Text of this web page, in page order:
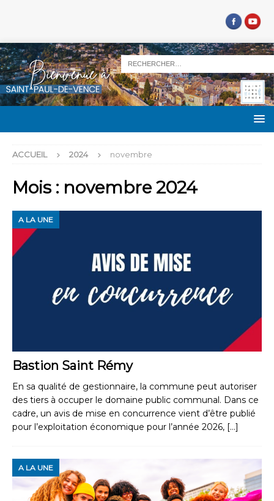
ACCUEIL 2024 novembre
Mois : novembre 2024
A LA UNE
Bastion Saint Rémy
En sa qualité de gestionnaire, la commune peut autoriser
des tiers à occuper le domaine public communal. Dans ce
cadre, un avis de mise en concurrence vient d’être publié
pour l’exploitation économique pour l’année 2026, […]
A LA UNE